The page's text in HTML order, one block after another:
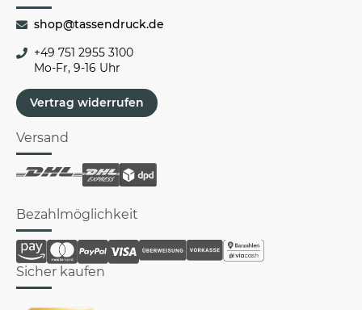
shop@tassendruck.de
+49 751 2955 3100
Mo-Fr, 9-16 Uhr
Vertrag widerrufen
Versand
Bezahlmöglichkeit
Sicher kaufen